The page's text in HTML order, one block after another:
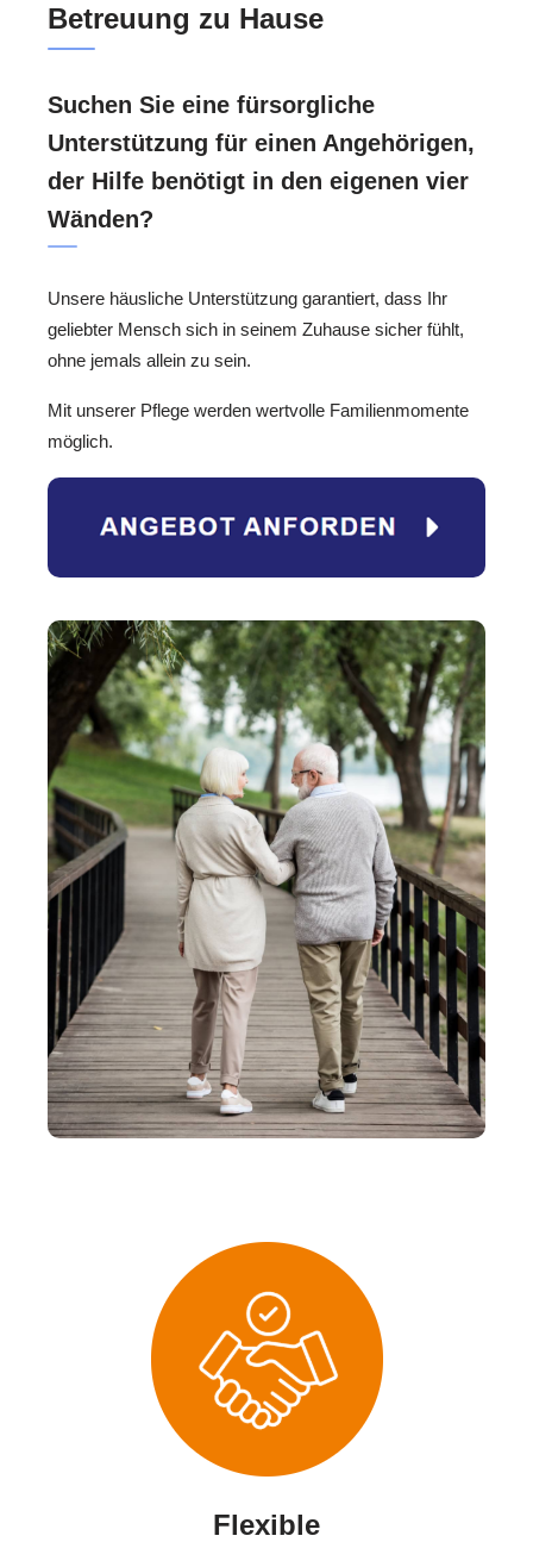
Betreuung zu Hause
Suchen Sie eine fürsorgliche
Unterstützung für einen Angehörigen,
der Hilfe benötigt in den eigenen vier
Wänden?
Unsere häusliche Unterstützung garantiert, dass Ihr
geliebter Mensch sich in seinem Zuhause sicher fühlt,
ohne jemals allein zu sein.
Mit unserer Pflege werden wertvolle Familienmomente
möglich.
Flexible